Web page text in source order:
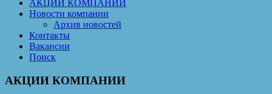
АКЦИИ КОМПАНИИ
Новости компании
Архив новостей
Контакты
Вакансии
Поиск
АКЦИИ КОМПАНИИ